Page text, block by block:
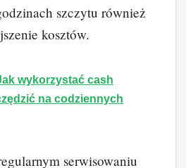
szczytu również
kosztów.
wykorzystać cash
na codziennych
serwisowaniu